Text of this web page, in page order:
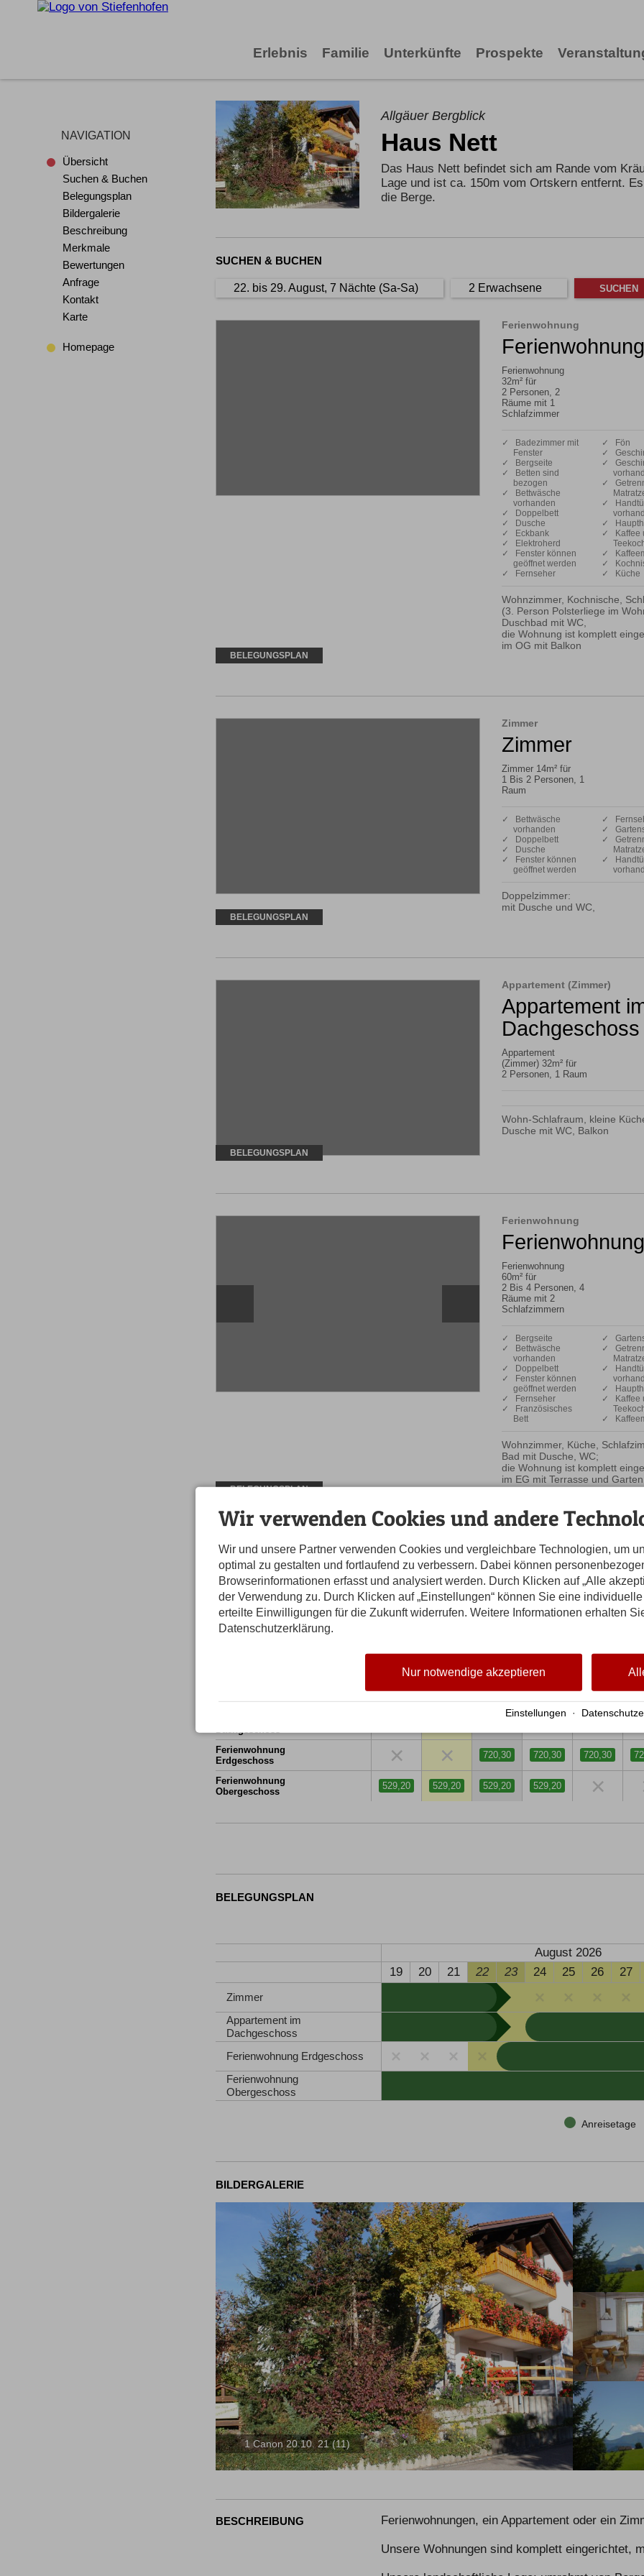
Erlebnis Familie Unterkünfte Prospekte
NAVIGATION
Übersicht
Suchen & Buchen
Belegungsplan
Bildergalerie
Beschreibung
Merkmale
Bewertungen
Anfrage
Kontakt
Karte
Homepage
Allgäuer Bergblick
Haus Nett
Das Haus Nett befindet sich am Rande vom
Lage und ist ca. 150m vom Ortskern entfernt.
die Berge.
SUCHEN & BUCHEN
22. bis 29. August, 7 Nächte (Sa-Sa) 2 Erwachsene
Ferienwohnung
Ferienwohnung
32m² für
2 Personen, 2
Räume mit 1
Schlafzimmer
✓ Badezimmer mit
Fenster
✓ Bergseite
✓ Betten sind
bezogen
✓ Bettwäsche
vorhanden
✓ Doppelbett
✓ Dusche
✓ Eckbank
✓ Elektroherd
✓ Fenster können
geöffnet werden
✓ Fernseher
✓ Fön
✓
✓
✓
✓
✓
✓ Kaffee
✓
✓
✓ Küche
Wohnzimmer, Kochnische,
(3. Person Polsterliege im
Duschbad mit WC,
die Wohnung ist komplett
im OG mit Balkon
BELEGUNGSPLAN
Zimmer
Zimmer
Zimmer 14m² für
1 Bis 2 Personen, 1
Raum
✓ Bettwäsche
vorhanden
✓ Doppelbett
✓ Dusche
✓ Fenster können
geöffnet werden
✓
✓
✓
✓
Doppelzimmer:
mit Dusche und WC,
BELEGUNGSPLAN
Appartement (Zimmer)
Appartement
Dachgeschoss
Appartement
(Zimmer) 32m² für
2 Personen, 1 Raum
Wohn-Schlafraum, kleine
Dusche mit WC, Balkon
BELEGUNGSPLAN
Ferienwohnung
Ferienwohnung
60m² für
2 Bis 4 Personen, 4
Räume mit 2
Schlafzimmern
✓ Bergseite
✓ Bettwäsche
vorhanden
✓ Doppelbett
✓ Fenster können
geöffnet werden
✓ Fernseher
✓ Französisches
Bett
✓
✓
✓
✓
✓ Kaffee
✓
Wohnzimmer, Küche,
Bad mit Dusche, WC;
die Wohnung ist komplett
im EG mit Terrasse und
BELEGUNGSPLAN
PREISÜBERSICHT
Dargestellt wird der Gesamtpreis für den gesuchten Zeitraum und Personenzahl für jeden möglichen
7 Nächte, 2 Erwachsene
× × × × ×
Dachgeschoss
Ferienwohnung
Erdgeschoss
× × 720,30 720,30 720,30
Ferienwohnung
Obergeschoss
529,20 529,20 529,20 529,20 ×
BELEGUNGSPLAN
August 2026
19
20 21 22 23 24 25 26 27
Zimmer
Appartement im
Dachgeschoss
Ferienwohnung Erdgeschoss
Ferienwohnung
Obergeschoss
Anreisetage
BILDERGALERIE
1 Canon 20.10. 21 (11)
BESCHREIBUNG Ferienwohnungen, ein Appartement oder ein
Unsere Wohnungen sind komplett eingerichtet,
Wir verwenden Cookies und andere
Wir und unsere Partner verwenden Cookies und vergleichbare Technologien, um
optimal zu gestalten und fortlaufend zu verbessern. Dabei können
Browserinformationen erfasst und analysiert werden. Durch Klicken auf „Alle
der Verwendung zu. Durch Klicken auf „Einstellungen“ können Sie eine
erteilte Einwilligungen für die Zukunft widerrufen. Weitere Informationen erhalten
Datenschutzerklärung.
Nur notwendige akzeptieren
Einstellungen ·